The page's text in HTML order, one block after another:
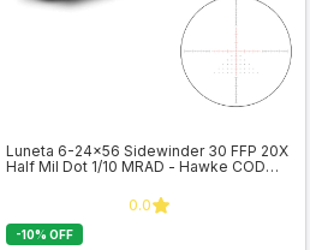
Luneta 6-24x56 Sidewinder 30 FFP 20X
Half Mil Dot 1/10 MRAD - Hawke COD
0.0
-10% OFF